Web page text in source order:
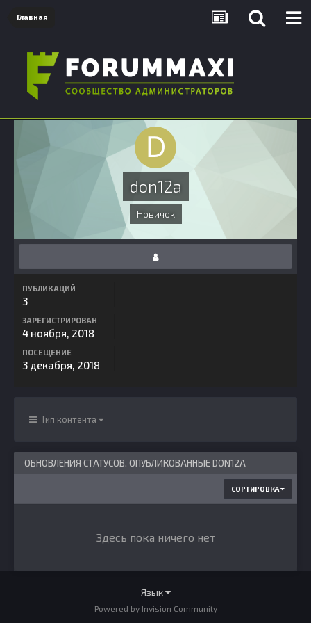
Главная
don12a
Новичок
ПУБЛИКАЦИЙ
3
ЗАРЕГИСТРИРОВАН
4 ноября, 2018
ПОСЕЩЕНИЕ
3 декабря, 2018
Тип контента
ОБНОВЛЕНИЯ СТАТУСОВ, ОПУБЛИКОВАННЫЕ DON12A
СОРТИРОВКА
Здесь пока ничего нет
Язык
Powered by Invision Community